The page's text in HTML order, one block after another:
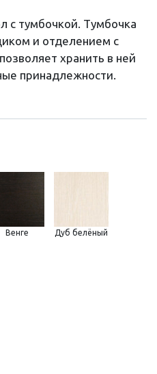
с тумбочкой. Тумбочка
и отделением с
хранить в ней
принадлежности.
Венге Дуб белёный